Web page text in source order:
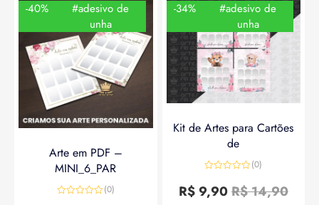
-40%
#adesivo de
unha
Arte em PDF –
MINI_6_PAR
(0)
-34%
#adesivo de
unha
Kit de Artes para Cartões
de
0
de
(0)
R$14,90
R$9,90